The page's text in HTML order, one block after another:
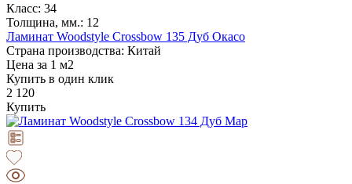
Класс: 34
Толщина, мм.: 12
Ламинат Woodstyle Crossbow 135 Дуб Окасо
Страна производства: Китай
Цена за 1 м2
Купить в один клик
2 120
Купить